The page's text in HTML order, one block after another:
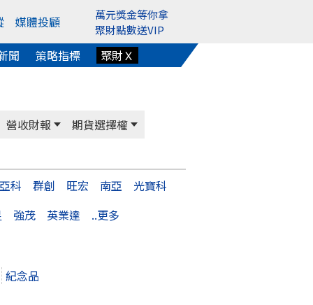
媒體投顧
萬元獎金等你拿
聚財點數送VIP
聞 策略指標 聚財Ｘ
營收財報 期貨選擇權
科 群創 旺宏 南亞
光寶科
強茂 英業達 ..更多
紀念品